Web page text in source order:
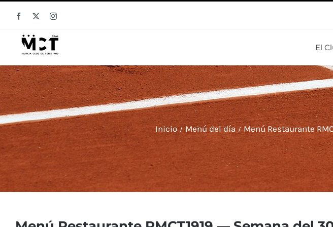
contenido
Facebook Instagram
El
Inicio Menú del día Menú Restaurante